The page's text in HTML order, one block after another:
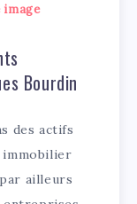
image
Bourdin
des actifs
immobilier
ailleurs